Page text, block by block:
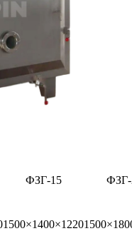
ФЗГ-15 ФЗГ-
1500×1400×1220